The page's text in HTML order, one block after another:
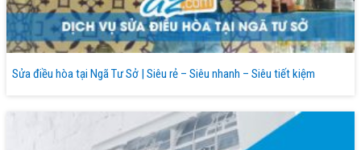
Sửa điều hòa tại Ngã Tư Sở | Siêu rẻ – Siêu nhanh – Siêu tiết kiệm